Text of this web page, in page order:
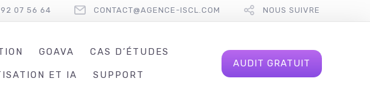
07 56 64 CONTACT@AGENCE-ISCL.COM NOUS SUIVRE
GOAVA CAS D’ÉTUDES
ET IA SUPPORT
AUDIT GRATUIT